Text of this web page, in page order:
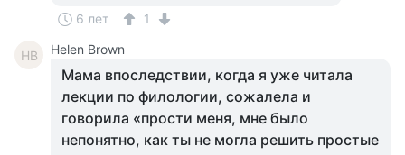
6 лет 1
HB Helen Brown
Мама впоследствии, когда я уже читала
лекции по филологии, сожалела и
говорила «прости меня, мне было
непонятно, как ты не могла решить простые